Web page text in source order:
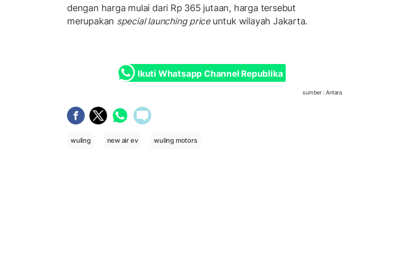
dengan harga mulai dari Rp 365 jutaan, harga tersebut
merupakan special launching priceuntuk wilayah Jakarta.
Ikuti Whatsapp Channel Republika
sumber : Antara
wuling new air ev wuling motors